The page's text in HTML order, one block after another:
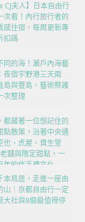
CJ夫人】日本自由行
次看！內行旅行者的
感住宿，每周更新專
扣碼
同的海！瀨戶內海藝
夜宿宇野港三天兩
島與豐島、藝術祭護
次整理
都藏著一位想記住的
點散策，沿著中央通
也、虎屋、資生堂
舖與限定甜點，一
年的伴手禮文化
本鳥居，走進一座由
山｜京都自由行一定
大社與8個最值得停